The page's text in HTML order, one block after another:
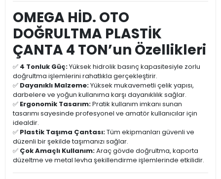
OMEGA HİD. OTO
DOĞRULTMA PLASTİK
ÇANTA 4 TON’un Özellikleri
✅ 4 Tonluk Güç:Yüksek hidrolik basınç kapasitesiyle zorlu
doğrultma işlemlerini rahatlıkla gerçekleştirir.
✅ Dayanıklı Malzeme:Yüksek mukavemetli çelik yapısı,
darbelere ve yoğun kullanıma karşı dayanıklılık sağlar.
✅ Ergonomik Tasarım:Pratik kullanım imkanı sunan
tasarımı sayesinde profesyonel ve amatör kullanıcılar için
idealdir.
✅ Plastik Taşıma Çantası:Tüm ekipmanları güvenli ve
düzenli bir şekilde taşımanızı sağlar.
✅ Çok Amaçlı Kullanım:Araç gövde doğrultma, kaporta
düzeltme ve metal levha şekillendirme işlemlerinde etkilidir.